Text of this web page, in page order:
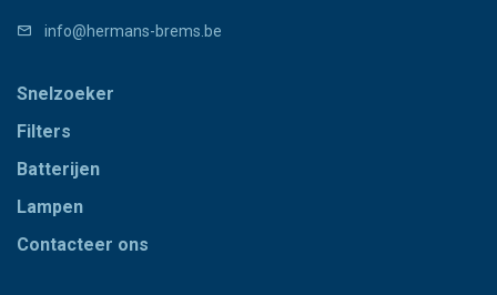
info@hermans-brems.be
Snelzoeker
Filters
Batterijen
Lampen
Contacteer ons